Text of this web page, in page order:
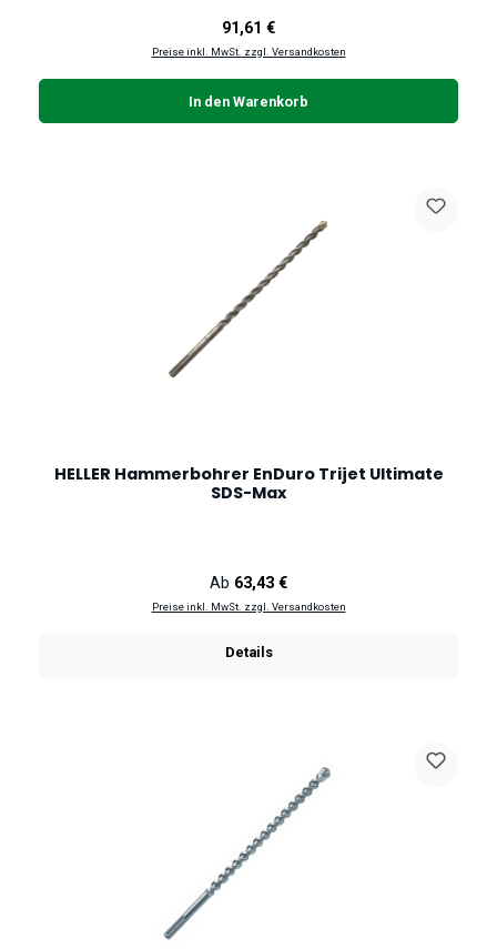
Regulärer Preis:
91,61 €
Preise inkl. MwSt. zzgl. Versandkosten
In den Warenkorb
HELLER Hammerbohrer EnDuro Trijet Ultimate
SDS-Max
Regulärer Preis:
Ab 63,43 €
Preise inkl. MwSt. zzgl. Versandkosten
Details